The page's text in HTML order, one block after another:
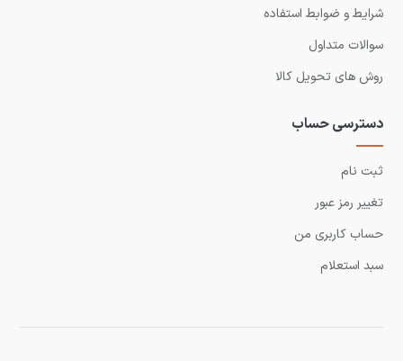
شرایط و ضوابط استفاده
سوالات متداول
روش های تحویل کالا
دسترسی حساب
ثبت نام
تغییر رمز عبور
حساب کاربری من
سبد استعلام